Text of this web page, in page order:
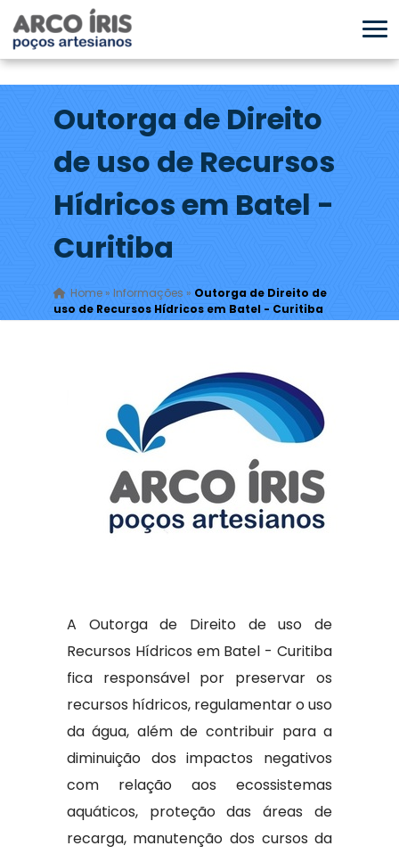
Outorga de Direito
de uso de Recursos
Hídricos em Batel -
Curitiba
Home» Informações » Outorga de Direito de
uso de Recursos Hídricos em Batel - Curitiba
A Outorga de Direito de uso de
Recursos Hídricos em Batel - Curitiba
fica responsável por preservar os
recursos hídricos, regulamentar o uso
da água, além de contribuir para a
diminuição dos impactos negativos
com relação aos ecossistemas
aquáticos, proteção das áreas de
recarga, manutenção dos cursos da